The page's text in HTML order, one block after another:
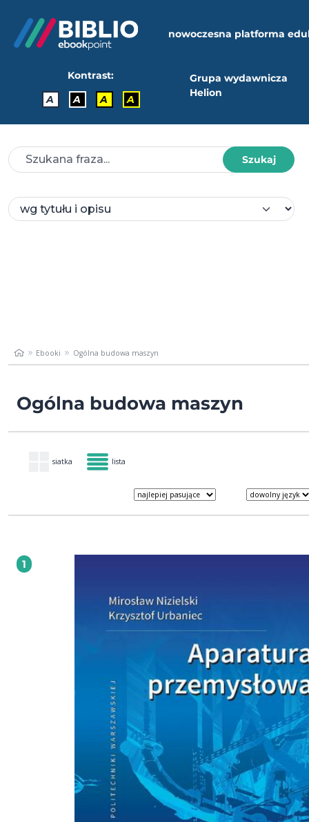
nowoczesna platforma
Kontrast:
A
A A A
Grupa wydawnicza
Helion
Szukaj
Ebooki Ogólna budowa maszyn
Ogólna budowa maszyn
siatka lista
1